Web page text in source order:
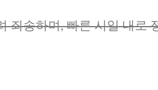
죄송하며, 빠른 시일 내로